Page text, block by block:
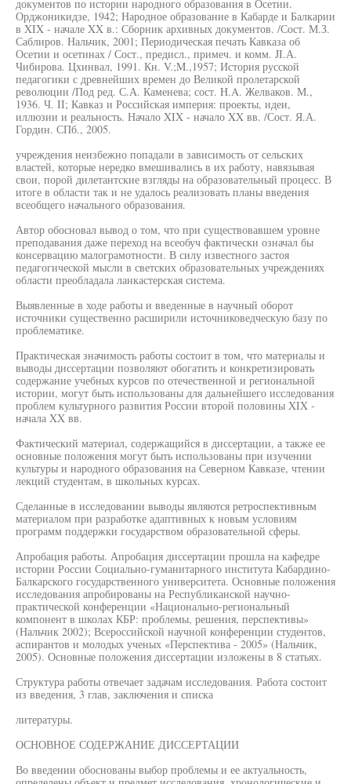
документов по истории народного образования в Осетии.
Орджоникидзе, 1942; Народное образование в Кабарде и Балкарии
в XIX - начале XX в.: Сборник архивных документов. /Сост. М.З.
Саблиров. Нальчик, 2001; Периодическая печать Кавказа об
Осетии и осетинах / Сост., предисл., примеч. и комм. JI.А.
Чибирова. Цхинвал, 1991. Кн. V.;M.,1957; История русской
педагогики с древнейших времен до Великой пролетарской
революции /Под ред. С.А. Каменева; сост. H.A. Желваков. М.,
1936. Ч. II; Кавказ и Российская империя: проекты, идеи,
иллюзии и реальность. Начало XIX - начало XX вв. /Сост. Я.А.
Гордин. СПб., 2005.
учреждения неизбежно попадали в зависимость от сельских
властей, которые нередко вмешивались в их работу, навязывая
свои, порой дилетантские взгляды на образовательный процесс. В
итоге в области так и не удалось реализовать планы введения
всеобщего начального образования.
Автор обосновал вывод о том, что при существовавшем уровне
преподавания даже переход на всеобуч фактически означал бы
консервацию малограмотности. В силу известного застоя
педагогической мысли в светских образовательных учреждениях
области преобладала ланкастерская система.
Выявленные в ходе работы и введенные в научный оборот
источники существенно расширили источниковедческую базу по
проблематике.
Практическая значимость работы состоит в том, что материалы и
выводы диссертации позволяют обогатить и конкретизировать
содержание учебных курсов по отечественной и региональной
истории, могут быть использованы для дальнейшего исследования
проблем культурного развития России второй половины XIX -
начала XX вв.
Фактический материал, содержащийся в диссертации, а также ее
основные положения могут быть использованы при изучении
культуры и народного образования на Северном Кавказе, чтении
лекций студентам, в школьных курсах.
Сделанные в исследовании выводы являются ретроспективным
материалом при разработке адаптивных к новым условиям
программ поддержки государством образовательной сферы.
Апробация работы. Апробация диссертации прошла на кафедре
истории России Социально-гуманитарного института Кабардино-
Балкарского государственного университета. Основные положения
исследования апробированы на Республиканской научно-
практической конференции «Национально-региональный
компонент в школах КБР: проблемы, решения, перспективы»
(Нальчик 2002); Всероссийской научной конференции студентов,
аспирантов и молодых ученых «Перспектива - 2005» (Нальчик,
2005). Основные положения диссертации изложены в 8 статьях.
Структура работы отвечает задачам исследования. Работа состоит
из введения, 3 глав, заключения и списка
литературы.
ОСНОВНОЕ СОДЕРЖАНИЕ ДИССЕРТАЦИИ
Во введении обоснованы выбор проблемы и ее актуальность,